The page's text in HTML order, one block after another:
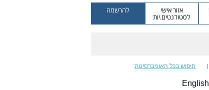
אזור אישי
לסטודנטים.יות
להרשמה
חיפוש בכל האוניברסיטה
English